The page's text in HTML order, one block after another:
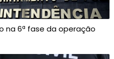
na 6ª fase da operação